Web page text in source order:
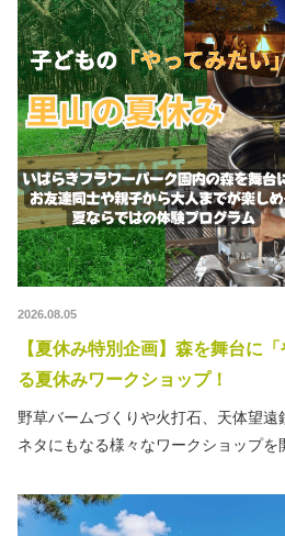
湖畔キャンプ
利用規約
プライバシー
2026.08.05
【夏休み特別企画】森を舞台に
る夏休みワークショップ！
野草バームづくりや火打石、天体望
ネタにもなる様々なワークショップを